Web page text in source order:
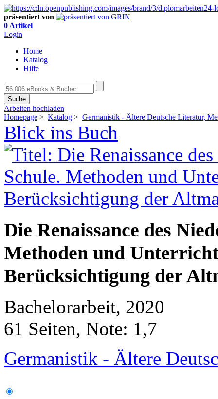
präsentiert von
0 Artikel
Login
Home
Katalog
Hilfe
Suche
Arbeiten hochladen
Homepage > Katalog > Germanistik - Ältere Deutsche Literatur,
Blick ins Buch
Die Renaissance des
Methoden und
Berücksichtigung der
Bachelorarbeit, 2020
61 Seiten, Note: 1,7
Germanistik - Ältere